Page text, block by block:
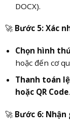
DOCX).
🚀 Bước 5: Xác
Chọn hình
hoặc đến cơ
Thanh toán
hoặc QR Code.
🚀 Bước 6: